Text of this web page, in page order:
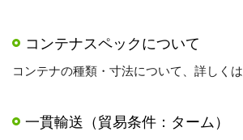
コンテナスペックについて
コンテナの種類・寸法について、詳しくは
一貫輸送（貿易条件：ターム）